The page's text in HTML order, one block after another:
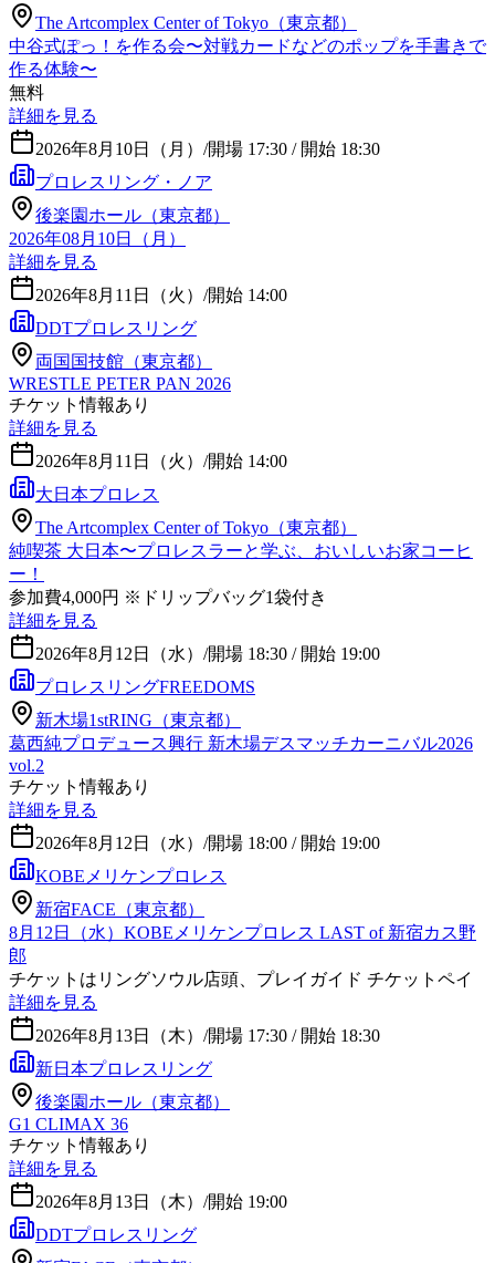
The Artcomplex Center of Tokyo（東京都）
中谷式ぽっ！を作る会〜対戦カードなどのポップを手書きで
作る体験〜
無料
詳細を見る
2026年8月10日（月） /開場 17:30 / 開始 18:30
プロレスリング・ノア
後楽園ホール（東京都）
2026年08月10日（月）
詳細を見る
2026年8月11日（火） /開始 14:00
DDTプロレスリング
両国国技館（東京都）
WRESTLE PETER PAN 2026
チケット情報あり
詳細を見る
2026年8月11日（火） /開始 14:00
大日本プロレス
The Artcomplex Center of Tokyo（東京都）
純喫茶 大日本〜プロレスラーと学ぶ、おいしいお家コーヒ
ー！
参加費4,000円 ※ドリップバッグ1袋付き
詳細を見る
2026年8月12日（水） /開場 18:30 / 開始 19:00
プロレスリングFREEDOMS
新木場1stRING（東京都）
葛西純プロデュース興行 新木場デスマッチカーニバル2026
vol.2
チケット情報あり
詳細を見る
2026年8月12日（水） /開場 18:00 / 開始 19:00
KOBEメリケンプロレス
新宿FACE（東京都）
8月12日（水）KOBEメリケンプロレス LAST of 新宿カス野
郎
チケットはリングソウル店頭、プレイガイド チケットペイ
詳細を見る
2026年8月13日（木） /開場 17:30 / 開始 18:30
新日本プロレスリング
後楽園ホール（東京都）
G1 CLIMAX 36
チケット情報あり
詳細を見る
2026年8月13日（木） /開始 19:00
DDTプロレスリング